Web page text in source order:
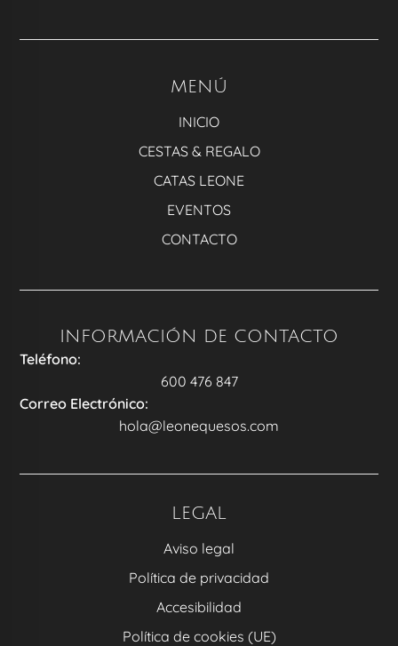
MENÚ
INICIO
CESTAS & REGALO
CATAS LEONE
EVENTOS
CONTACTO
INFORMACIÓN DE CONTACTO
Teléfono:
600 476 847
Correo Electrónico:
hola@leonequesos.com
LEGAL
Aviso legal
Política de privacidad
Accesibilidad
Política de cookies (UE)